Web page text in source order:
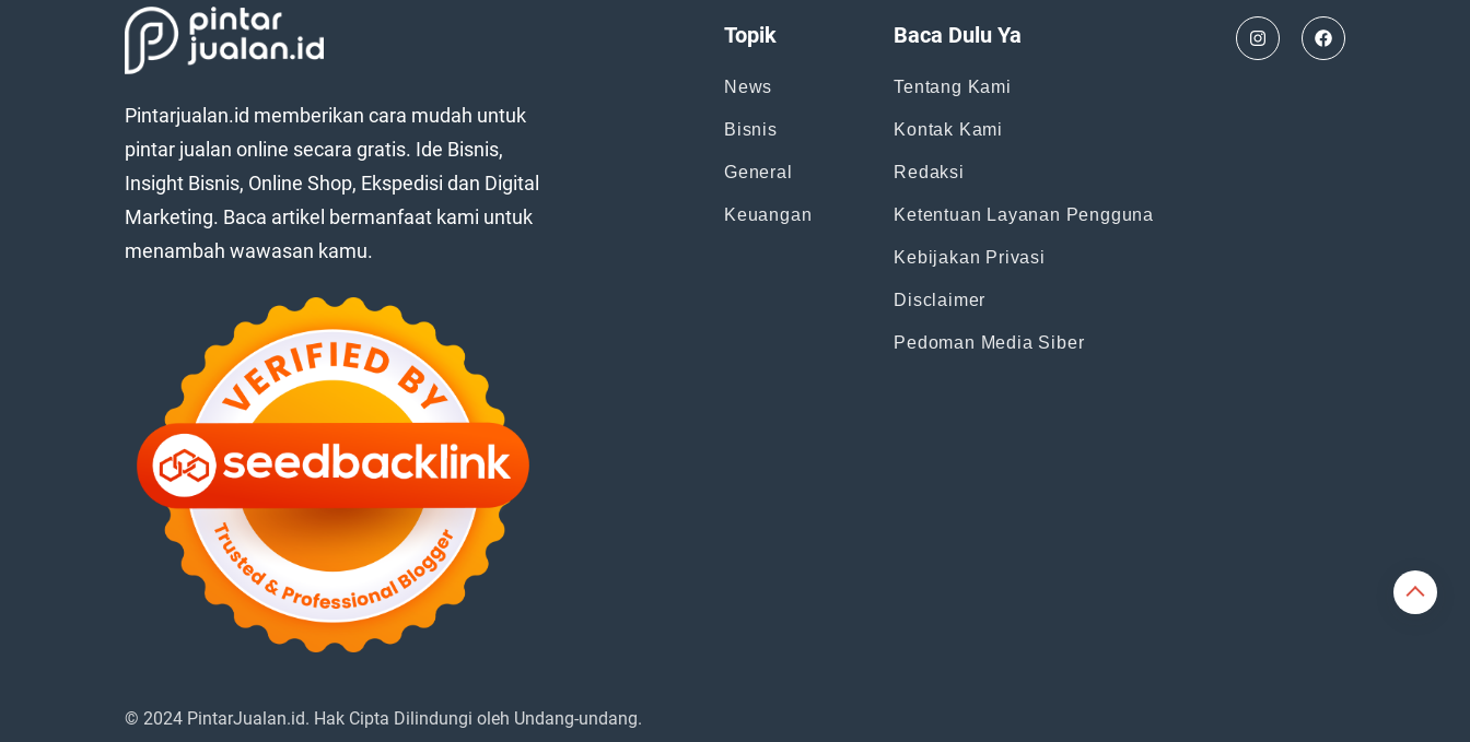
Pintarjualan.id memberikan cara mudah untuk
pintar jualan online secara gratis. Ide Bisnis,
Insight Bisnis, Online Shop, Ekspedisi dan Digital
Marketing. Baca artikel bermanfaat kami untuk
menambah wawasan kamu.
© 2024 PintarJualan.id. Hak Cipta Dilindungi oleh Undang-undang.
Topik
News
Bisnis
General
Keuangan
Baca Dulu Ya
Tentang Kami
Kontak Kami
Redaksi
Ketentuan Layanan Pengguna
Kebijakan Privasi
Disclaimer
Pedoman Media Siber